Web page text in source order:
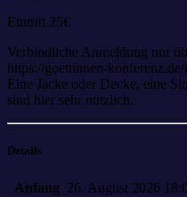
Eintritt 25€
Verbindliche Anmeldung nur
https://goettinnen-
Eine Jacke oder Decke, eine
sind hier sehr nützlich.
Details
Anfang 26. August 2026